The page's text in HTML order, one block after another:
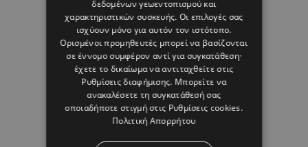
δεδομένων γεωεντοπισμού και
χαρακτηριστικών συσκευής. Οι επιλογές σας
ισχύουν μόνο για αυτόν τον ιστότοπο.
Ορισμένοι προμηθευτές μπορεί να βασίζονται
σε έννομο συμφέρον αντί για συγκατάθεση·
έχετε το δικαίωμα να αντιταχθείτε στις
Ρυθμίσεις διαφήμισης. Μπορείτε να
ανακαλέσετε τη συγκατάθεσή σας
οποιαδήποτε στιγμή στις Ρυθμίσεις cookies.
Πολιτική Απορρήτου